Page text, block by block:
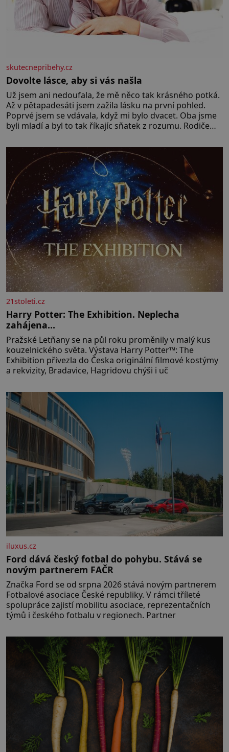
skutecnepribehy.cz
Dovolte lásce, aby si vás našla
Už jsem ani nedoufala, že mě něco tak krásného potká.
Až v pětapadesáti jsem zažila lásku na první pohled.
Poprvé jsem se vdávala, když mi bylo dvacet. Oba jsme
byli mladí a byl to tak říkajíc sňatek z rozumu. Rodiče
muž. Manželství nám oběma moc nesvědčilo, brzy jsme
zjistili, že
21stoleti.cz
Harry Potter: The Exhibition. Neplecha
zahájena…
Pražské Letňany se na půl roku proměnily v malý kus
kouzelnického světa. Výstava Harry Potter™: The
Exhibition přivezla do Česka originální filmové kostýmy
a rekvizity, Bradavice, Hagridovu chýši i uč
iluxus.cz
Ford dává český fotbal do pohybu. Stává se
novým partnerem FAČR
Značka Ford se od srpna 2026 stává novým partnerem
Fotbalové asociace České republiky. V rámci tříleté
spolupráce zajistí mobilitu asociace, reprezentačních
týmů i českého fotbalu v regionech. Partner